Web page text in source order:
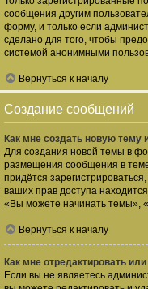
сообщения другим
форму, и только если
сделано для того, чтобы
системой анонимными
Вернуться к началу
Создание сообщений
Как мне создать новую тему
Для создания новой темы в
размещения сообщения в
придётся
ваших прав доступа
«Вы можете начинать темы»,
Вернуться к началу
Как мне отредактировать
Если вы не являетесь